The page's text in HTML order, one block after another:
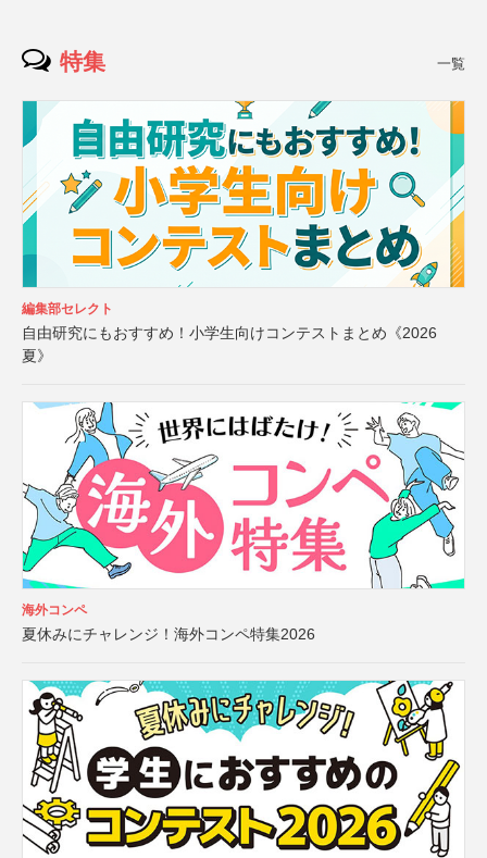
特集 一覧
編集部セレクト
自由研究にもおすすめ！小学生向けコンテストまとめ《2026
夏》
海外コンペ
夏休みにチャレンジ！海外コンペ特集2026